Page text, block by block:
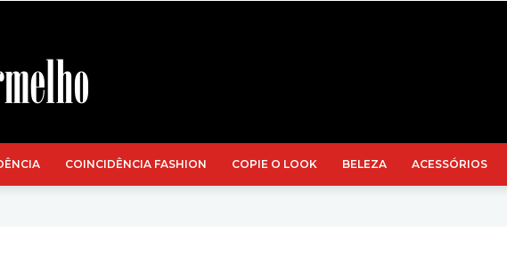
COINCIDÊNCIA FASHION COPIE O LOOK BELEZA ACESSÓRIOS